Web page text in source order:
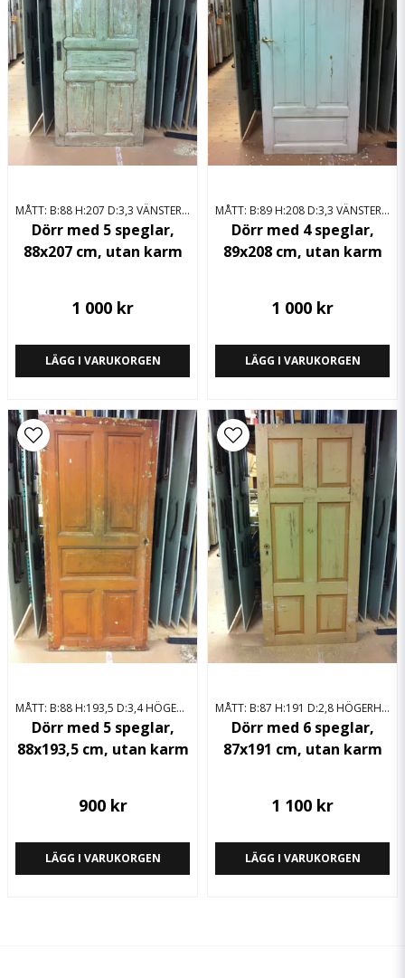
MÅTT: B:88 H:207 D:3,3 VÄNSTERHÄNGD
Dörr med 5 speglar,
88x207 cm, utan karm
1 000 kr
LÄGG I VARUKORGEN
MÅTT: B:89 H:208 D:3,3 VÄNSTERHÄNGD
Dörr med 4 speglar,
89x208 cm, utan karm
1 000 kr
LÄGG I VARUKORGEN
MÅTT: B:88 H:193,5 D:3,4 HÖGERHÄNGD
Dörr med 5 speglar,
88x193,5 cm, utan karm
900 kr
LÄGG I VARUKORGEN
MÅTT: B:87 H:191 D:2,8 HÖGERHÄNGD
Dörr med 6 speglar,
87x191 cm, utan karm
1 100 kr
LÄGG I VARUKORGEN